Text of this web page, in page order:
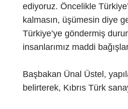
ediyoruz. Öncelikle
kalmasın, üşümesin diye
Türkiye’ye göndermiş
insanlarımız maddi
Başbakan Ünal Üstel,
belirterek, Kıbrıs Türk